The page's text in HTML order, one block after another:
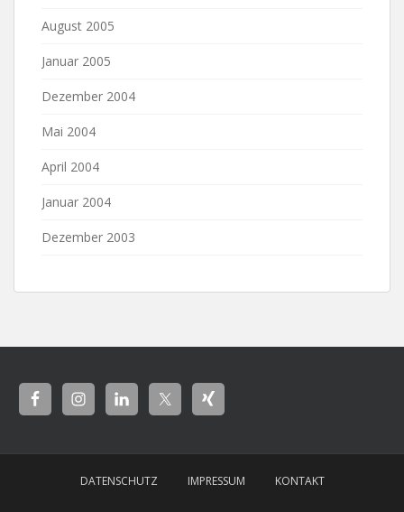
August 2005
Januar 2005
Dezember 2004
Mai 2004
April 2004
Januar 2004
Dezember 2003
DATENSCHUTZ IMPRESSUM KONTAKT